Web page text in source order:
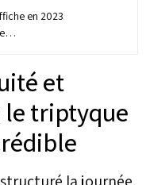
en 2023
mais
du
pays arabes à
humain
la première
et
le triptyque